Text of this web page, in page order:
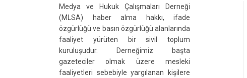
Medya ve Hukuk Çalışmaları Derneği
(MLSA) haber alma hakkı, ifade
özgürlüğü ve basın özgürlüğü alanlarında
faaliyet yürüten bir sivil toplum
kuruluşudur. Derneğimiz başta
gazeteciler olmak üzere mesleki
faaliyetleri sebebiyle yargılanan kişilere